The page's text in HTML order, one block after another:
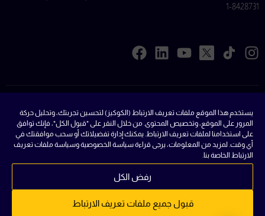
يستخدم هذا الموقع ملفات تعريف الارتباط (الكوكيز) لتحسين تجربتك، وتحليل حركة
المرور على الموقع، وتخصيص المحتوى. من خلال النقر على "قبول الكل"، فإنك توافق
على استخدامنا لملفات تعريف الارتباط. يمكنك إدارة تفضيلاتك أو سحب موافقتك في
أي وقت. لمزيد من المعلومات، يرجى قراءة سياسة الخصوصية وسياسة ملفات تعريف
الارتباط الخاصة بنا.
قبول جميع ملفات تعريف الارتباط
رفض الكل
8428731-1
القوانين
الشروط والاحكام